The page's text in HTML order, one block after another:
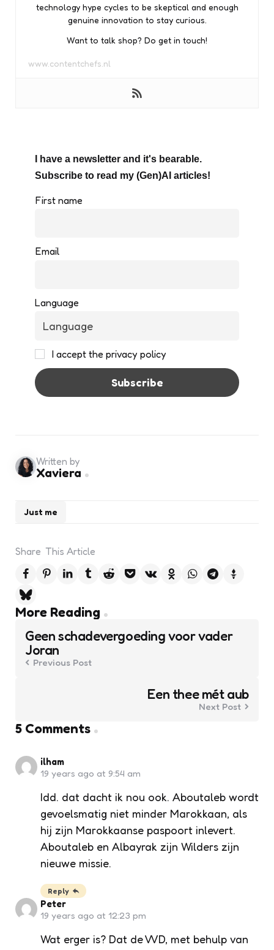
technology hype cycles to be skeptical and enough
genuine innovation to stay curious.
Want to talk shop? Do get in touch!
www.contentchefs.nl
I have a newsletter and it's bearable.
Subscribe to read my (Gen)AI articles!
First name
Email
Language
I accept the privacy policy
Just me
Written by
Xaviera
Share This Article
More Reading
Post
navigation
Geen schadevergoeding voor vader
Joran
Previous Post
Een thee mét aub
Next Post
5 Comments
ilham
19 years ago at 9:54 am
Idd. dat dacht ik nou ook. Aboutaleb wordt
gevoelsmatig niet minder Marokkaan, als
hij zijn Marokkaanse paspoort inlevert.
Aboutaleb en Albayrak zijn Wilders zijn
nieuwe missie.
Reply
Peter
19 years ago at 12:23 pm
Wat erger is? Dat de VVD, met behulp van